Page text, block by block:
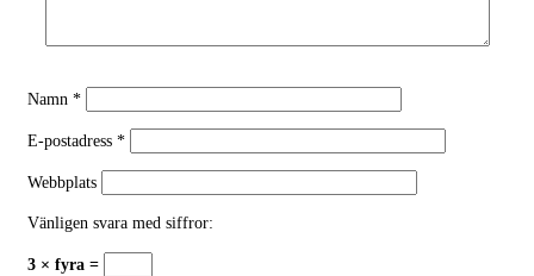
Namn *
E-postadress *
Webbplats
Vänligen svara med siffror:
3 × fyra =